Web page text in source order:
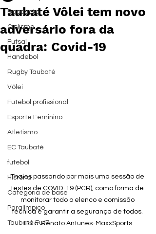
Basquete
Ciclismo
Futsal
Handebol
Rugby Taubaté
Vôlei
Futebol profissional
Esporte Feminino
Atletismo
EC Taubaté
futebol
História
Categoria de base
Paralímpico
Taubaté Fut7
Taubaté Vôlei tem novo
adversário fora da
quadra: Covid-19
Thales passando por mais uma sessão de
testes de COVID-19 (PCR), como forma de
monitorar todo o elenco e comissão
técnica e garantir a segurança de todos.
Foto: Renato Antunes-MaxxSports